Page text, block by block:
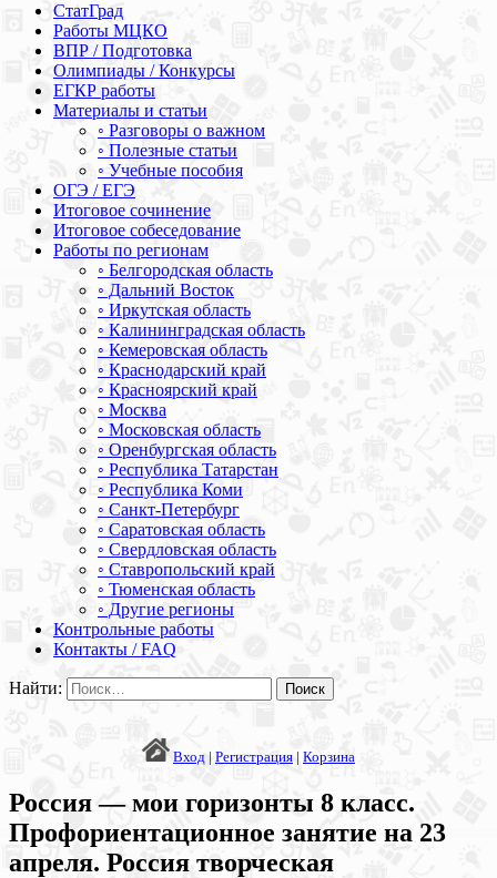
СтатГрад
Работы МЦКО
ВПР / Подготовка
Олимпиады / Конкурсы
ЕГКР работы
Материалы и статьи
◦ Разговоры о важном
◦ Полезные статьи
◦ Учебные пособия
ОГЭ / ЕГЭ
Итоговое сочинение
Итоговое собеседование
Работы по регионам
◦ Белгородская область
◦ Дальний Восток
◦ Иркутская область
◦ Калининградская область
◦ Кемеровская область
◦ Краснодарский край
◦ Красноярский край
◦ Москва
◦ Московская область
◦ Оренбургская область
◦ Республика Татарстан
◦ Республика Коми
◦ Санкт-Петербург
◦ Саратовская область
◦ Свердловская область
◦ Ставропольский край
◦ Тюменская область
◦ Другие регионы
Контрольные работы
Контакты / FAQ
Найти:
Вход | Регистрация | Корзина
Россия — мои горизонты 8 класс.
Профориентационное занятие на 23
апреля. Россия творческая